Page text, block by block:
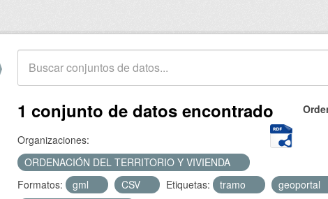
1 conjunto de datos encontrado
Organizaciones:
ORDENACIÓN DEL TERRITORIO Y VIVIENDA
Formatos:
gml CSV Etiquetas: tramo
geoportal